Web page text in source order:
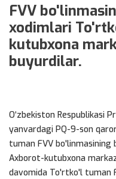
FVV
xodimlari
kutubxona
buyurdilar.
O‘zbekiston Respublikasi
yanvardagi PQ-9-son
tuman FVV
Axborot-kutubxona
davomida To'rtko'l tuman